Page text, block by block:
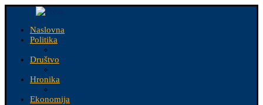
Naslovna
Politika
Društvo
Hronika
Ekonomija